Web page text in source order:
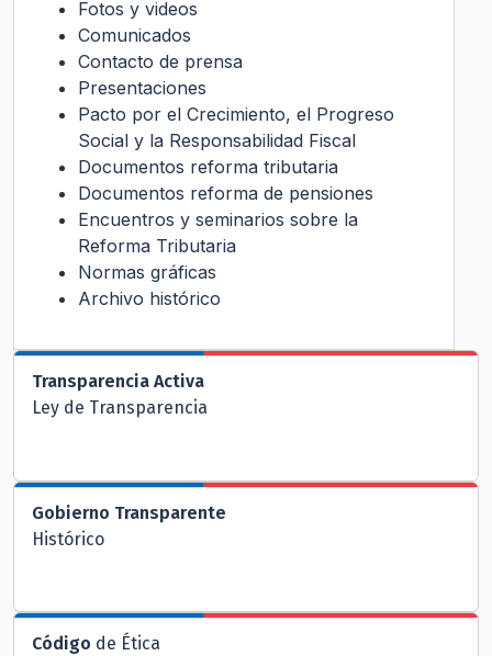
Fotos y videos
Comunicados
Contacto de prensa
Presentaciones
Pacto por el Crecimiento, el Progreso
Social y la Responsabilidad Fiscal
Documentos reforma tributaria
Documentos reforma de pensiones
Encuentros y seminarios sobre la
Reforma Tributaria
Normas gráficas
Archivo histórico
Transparencia Activa
Ley de Transparencia
Gobierno Transparente
Histórico
Código de Ética